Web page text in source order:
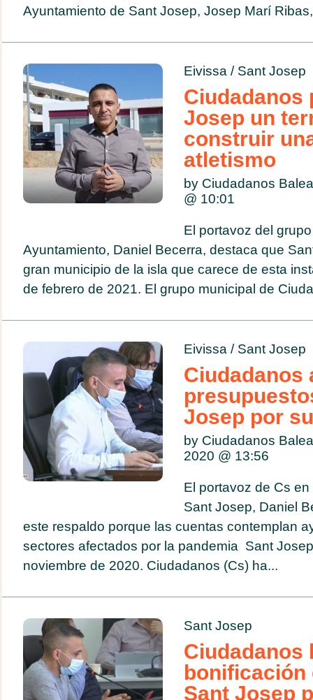
Ayuntamiento de Sant Josep, Josep Marí
Eivissa / Sant Josep
Ciudadanos
Josep un
construir
atletismo
by Ciudadanos
@ 10:01
El portavoz del
Ayuntamiento, Daniel Becerra, destaca que
gran municipio de la isla que carece de esta
de febrero de 2021. El grupo municipal de
Eivissa / Sant Josep
Ciudadanos
Josep por
by Ciudadanos
2020 @ 13:56
El portavoz de Cs
Sant Josep, Daniel
este respaldo porque las cuentas contemplan
sectores afectados por la pandemia Sant
noviembre de 2020. Ciudadanos (Cs) ha...
Sant Josep
Ciudadanos
bonificación
Sant Josep